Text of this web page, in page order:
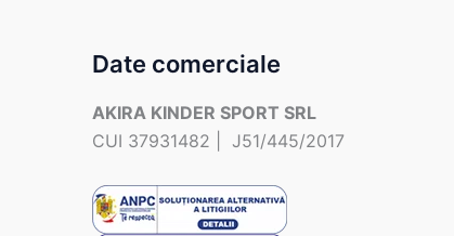
Date comerciale
AKIRA KINDER SPORT SRL
CUI 37931482 | J51/445/2017